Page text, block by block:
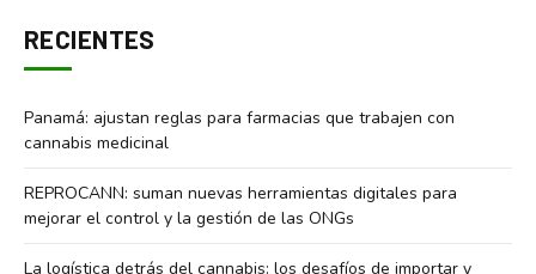
RECIENTES
Panamá: ajustan reglas para farmacias que trabajen con
cannabis medicinal
REPROCANN: suman nuevas herramientas digitales para
mejorar el control y la gestión de las ONGs
La logística detrás del cannabis: los desafíos de importar y